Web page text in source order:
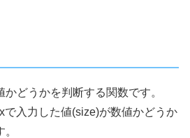
どうかを判断する関数です。
で入力した値(size)が数値かどうか